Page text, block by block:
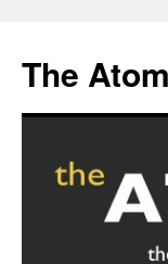
content
The